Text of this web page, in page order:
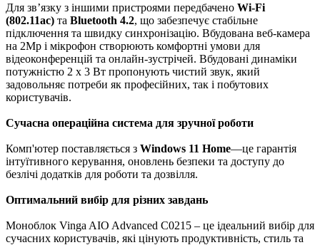
Для зв’язку з іншими пристроями передбачено Wi-Fi
(802.11ac) та Bluetooth 4.2, що забезпечує стабільне
підключення та швидку синхронізацію. Вбудована веб-камера
на 2Mp і мікрофон створюють комфортні умови для
відеоконференцій та онлайн-зустрічей. Вбудовані динаміки
потужністю 2 x 3 Вт пропонують чистий звук, який
задовольняє потреби як професійних, так і побутових
користувачів.
Сучасна операційна система для зручної роботи
Комп'ютер поставляється з Windows 11 Home—це гарантія
інтуїтивного керування, оновлень безпеки та доступу до
безлічі додатків для роботи та дозвілля.
Оптимальний вибір для різних завдань
Моноблок Vinga AIO Advanced C0215 – це ідеальний вибір для
сучасних користувачів, які цінують продуктивність, стиль та